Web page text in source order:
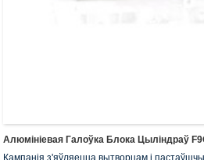
Алюмініевая Галоўка Блока Цыліндраў